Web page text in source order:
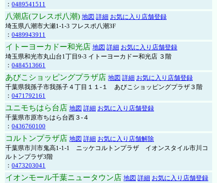
： 0489541511
八潮店(フレスポ八潮) 地図 詳細 お気に入り店舗登録
埼玉県八潮市大瀬1-1-3 フレスポ八潮3F
： 0489943911
イトーヨーカドー和光店 地図 詳細 お気に入り店舗登録
埼玉県和光市丸山台1丁目9-3 イトーヨーカドー和光店 ３階
： 0484513661
あびこショッピングプラザ店 地図 詳細 お気に入り店舗登録
千葉県我孫子市我孫子４丁目１１-１ あびこショッピングプラザ３階
： 0471792161
ユニモちはら台店 地図 詳細 お気に入り店舗登録
千葉県市原市ちはら台西３-４
： 0436760100
コルトンプラザ店 地図 詳細 お気に入り店舗解除
千葉県市川市鬼高1-1-1 ニッケコルトンプラザ イオンスタイル市川コ
ルトンプラザ3階
： 0473203041
イオンモール千葉ニュータウン店 地図 詳細 お気に入り店舗登録